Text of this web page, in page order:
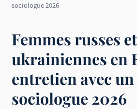
sociologue 2026
Femmes russes et
ukrainiennes en
entretien avec un
sociologue 2026